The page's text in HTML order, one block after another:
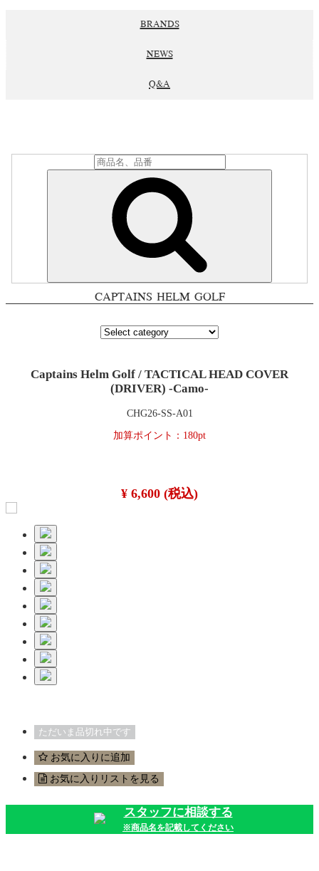
BRANDS
NEWS
Q&A
CAPTAINS HELM GOLF
Captains Helm Golf / TACTICAL HEAD COVER
(DRIVER) -Camo-
CHG26-SS-A01
加算ポイント： 180pt
¥ 6,600 (税込)
ただいま品切れ中です
お気に入りに追加
お気に入りリストを見る
スタッフに相談する
※商品名を記載してください